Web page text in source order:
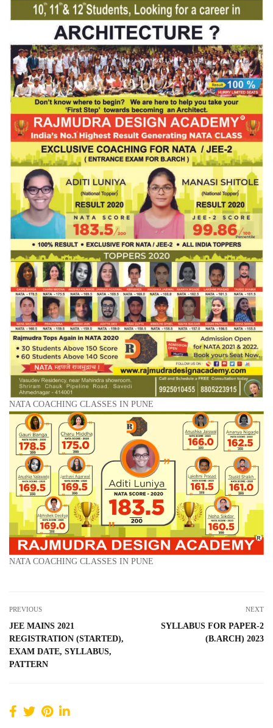
NATA COACHING CLASSES IN PUNE
NATA COACHING CLASSES IN PUNE
PREVIOUS
JEE MAINS 2021
REGISTRATION (STARTED),
EXAM DATE, SYLLABUS,
PATTERN
NEXT
SYLLABUS FOR PAPER-2
(B.ARCH) 2023